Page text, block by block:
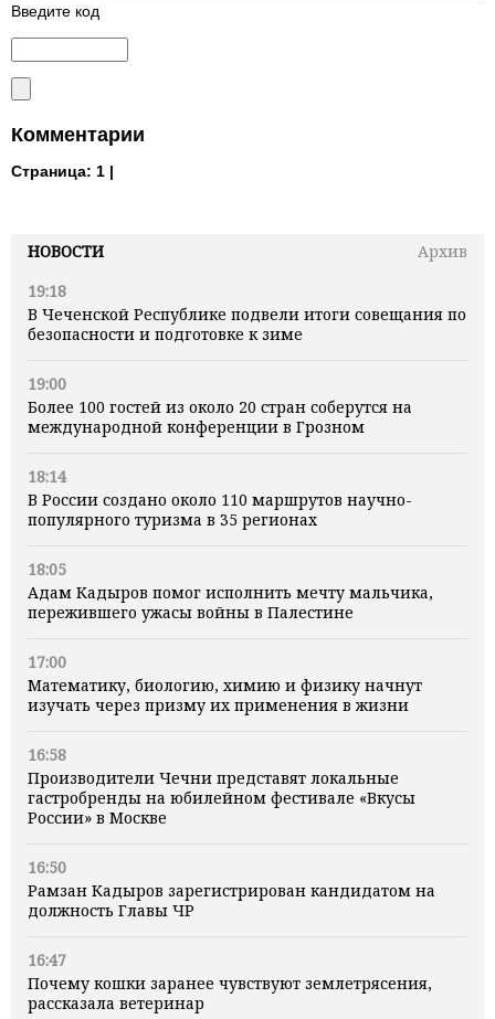
НОВОСТИ
Архив
19:18
В Чеченской Республике подвели итоги совещания по
безопасности и подготовке к зиме
19:00
Более 100 гостей из около 20 стран соберутся на
международной конференции в Грозном
18:14
В России создано около 110 маршрутов научно-
популярного туризма в 35 регионах
18:05
Адам Кадыров помог исполнить мечту мальчика,
пережившего ужасы войны в Палестине
17:00
Математику, биологию, химию и физику начнут
изучать через призму их применения в жизни
16:58
Производители Чечни представят локальные
гастробренды на юбилейном фестивале «Вкусы
России» в Москве
16:50
Рамзан Кадыров зарегистрирован кандидатом на
должность Главы ЧР
16:47
Почему кошки заранее чувствуют землетрясения,
рассказала ветеринар
Введите код
Комментарии
Страница: 1 |